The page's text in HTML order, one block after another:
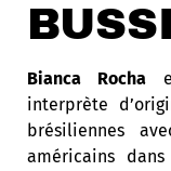
Bianca Rocha
interprète
brésiliennes
américains